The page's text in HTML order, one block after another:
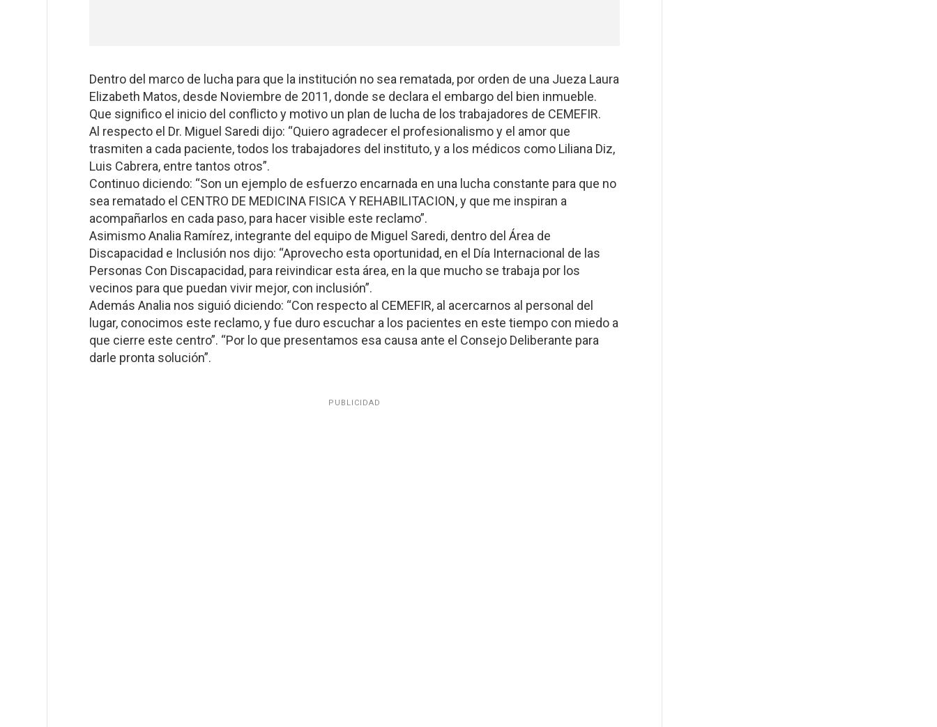
Dentro del marco de lucha para que la institución no sea rematada, por orden de una Jueza Laura
Elizabeth Matos, desde Noviembre de 2011, donde se declara el embargo del bien inmueble.
Que significo el inicio del conflicto y motivo un plan de lucha de los trabajadores de CEMEFIR.
Al respecto el Dr. Miguel Saredi dijo: “Quiero agradecer el profesionalismo y el amor que
trasmiten a cada paciente, todos los trabajadores del instituto, y a los médicos como Liliana Diz,
Luis Cabrera, entre tantos otros”.
Continuo diciendo: “Son un ejemplo de esfuerzo encarnada en una lucha constante para que no
sea rematado el CENTRO DE MEDICINA FISICA Y REHABILITACION, y que me inspiran a
acompañarlos en cada paso, para hacer visible este reclamo”.
Asimismo Analia Ramírez, integrante del equipo de Miguel Saredi, dentro del Área de
Discapacidad e Inclusión nos dijo: “Aprovecho esta oportunidad, en el Día Internacional de las
Personas Con Discapacidad, para reivindicar esta área, en la que mucho se trabaja por los
vecinos para que puedan vivir mejor, con inclusión”.
Además Analia nos siguió diciendo: “Con respecto al CEMEFIR, al acercarnos al personal del
lugar, conocimos este reclamo, y fue duro escuchar a los pacientes en este tiempo con miedo a
que cierre este centro”. “Por lo que presentamos esa causa ante el Consejo Deliberante para
darle pronta solución”.
PUBLICIDAD